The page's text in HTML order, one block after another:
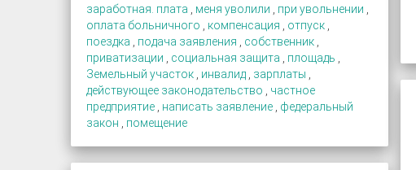
заработная. плата
меня уволили при увольнении
оплата больничного
компенсация отпуск
поездка
подача заявления собственник
приватизации
социальная защита площадь
Земельный участок
инвалид зарплаты
действующее законодательство
частное
предприятие
написать заявление
федеральный
закон
помещение